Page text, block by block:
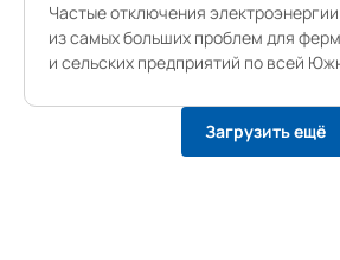
Частые отключения
из самых больших проблем для
и сельских предприятий по всей
энергоснабжение, компания
местной ферме гибридную систему,
солнечных батарей, накопителя
Загрузить ещё